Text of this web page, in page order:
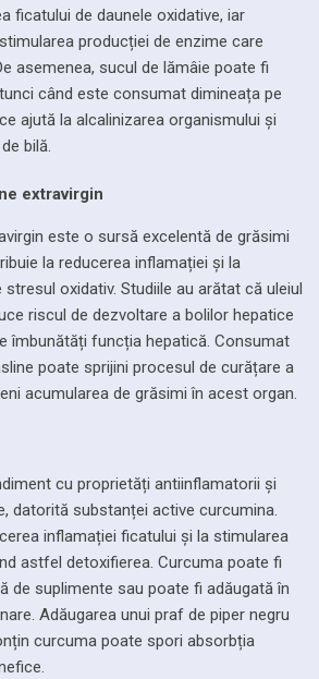
ficatului de daunele oxidative, iar
producției de enzime care
asemenea, sucul de lămâie poate fi
când este consumat dimineața pe
ajută la alcalinizarea organismului și
bilă.
extravirgin
este o sursă excelentă de grăsimi
la reducerea inflamației și la
oxidativ. Studiile au arătat că uleiul
riscul de dezvoltare a bolilor hepatice
îmbunătăți funcția hepatică. Consumat
poate sprijini procesul de curățare a
acumularea de grăsimi în acest organ.
cu proprietăți antiinflamatorii și
datorită substanței active curcumina.
inflamației ficatului și la stimularea
astfel detoxifierea. Curcuma poate fi
de suplimente sau poate fi adăugată în
Adăugarea unui praf de piper negru
curcuma poate spori absorbția